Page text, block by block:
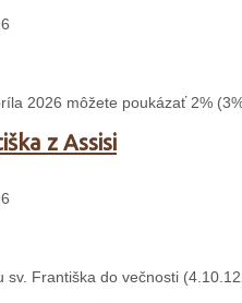
2026 môžete poukázať 2%
z Assisi
Františka do večnosti